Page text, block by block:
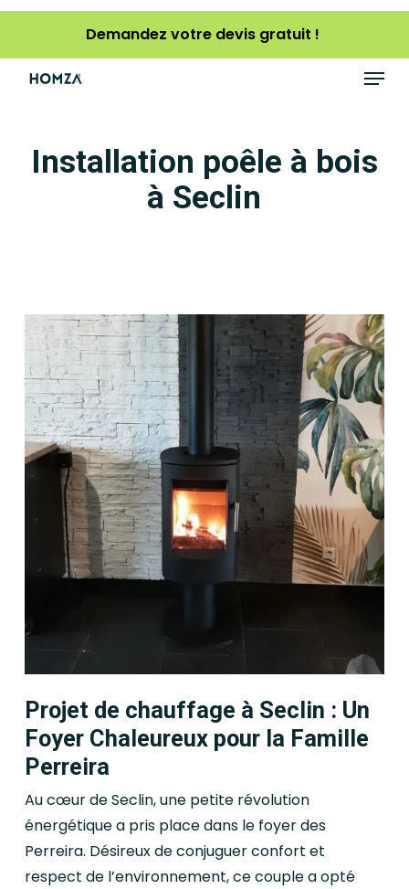
Skip
main
content
Demandez votre devis gratuit !
Menu
Installation poêle à bois
à Seclin
Projet de chauffage à Seclin : Un
Foyer Chaleureux pour la Famille
Perreira
Au cœur de Seclin, une petite révolution
énergétique a pris place dans le foyer des
Perreira. Désireux de conjuguer confort et
respect de l’environnement, ce couple a opté